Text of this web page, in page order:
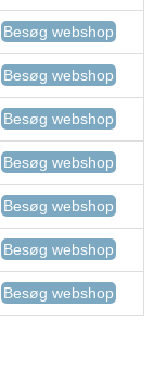
Besøg webshop
Besøg webshop
Besøg webshop
Besøg webshop
Besøg webshop
Besøg webshop
Besøg webshop